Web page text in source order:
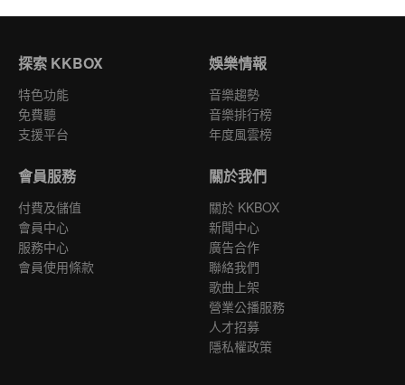
探索 KKBOX
特色功能
免費聽
支援平台
娛樂情報
音樂趨勢
音樂排行榜
年度風雲榜
會員服務
付費及儲值
會員中心
服務中心
會員使用條款
關於我們
關於 KKBOX
新聞中心
廣告合作
聯絡我們
歌曲上架
營業公播服務
人才招募
隱私權政策